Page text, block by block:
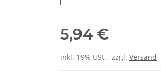
5,94 €
inkl. 19% USt. , zzgl. Versand